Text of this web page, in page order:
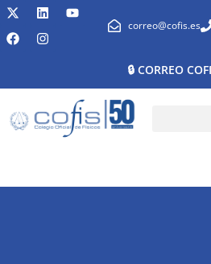
correo@cofis.es
🔒 CORREO